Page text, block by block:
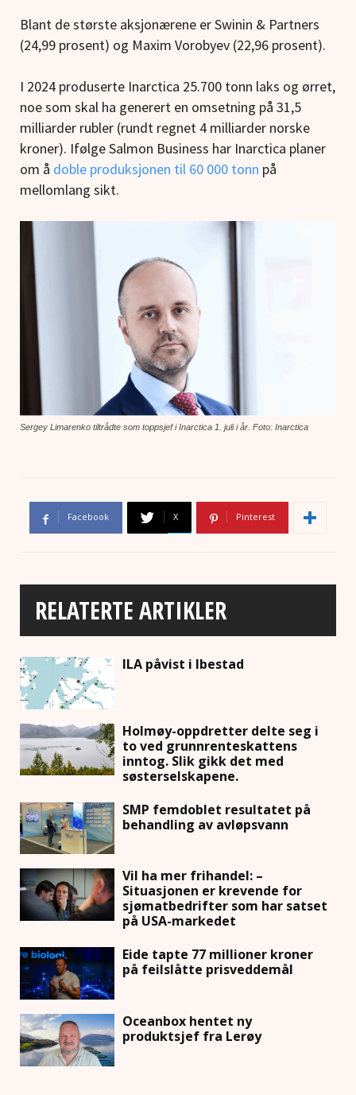
Blant de største aksjonærene er Swinin & Partners
(24,99 prosent) og Maxim Vorobyev (22,96 prosent).
I 2024 produserte Inarctica 25.700 tonn laks og ørret,
noe som skal ha generert en omsetning på 31,5
milliarder rubler (rundt regnet 4 milliarder norske
kroner). Ifølge Salmon Business har Inarctica planer
om å doble produksjonen til 60 000 tonn på
mellomlang sikt.
Sergey Limarenko tiltrådte som toppsjef i Inarctica 1. juli i år. Foto: Inarctica
Facebook X Pinterest
RELATERTE ARTIKLER
ILA påvist i Ibestad
Holmøy-oppdretter delte seg i
to ved grunnrenteskattens
inntog. Slik gikk det med
søsterselskapene.
SMP femdoblet resultatet på
behandling av avløpsvann
Vil ha mer frihandel: –
Situasjonen er krevende for
sjømatbedrifter som har satset
på USA-markedet
Eide tapte 77 millioner kroner
på feilslåtte prisveddemål
Oceanbox hentet ny
produktsjef fra Lerøy